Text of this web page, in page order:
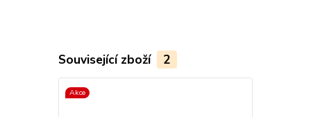
Související zboží 2
Akce